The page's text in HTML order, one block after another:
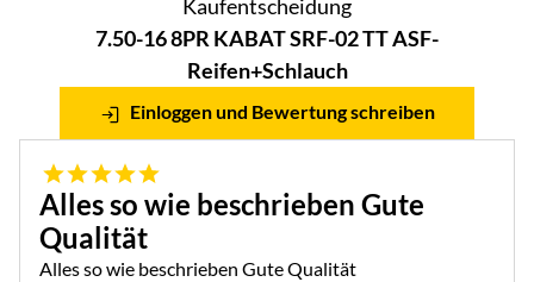
Kaufentscheidung
7.50-16 8PR KABAT SRF-02 TT ASF-
Reifen+Schlauch
Einloggen und Bewertung schreiben
5 von 5
Alles so wie beschrieben Gute
Qualität
Alles so wie beschrieben Gute Qualität